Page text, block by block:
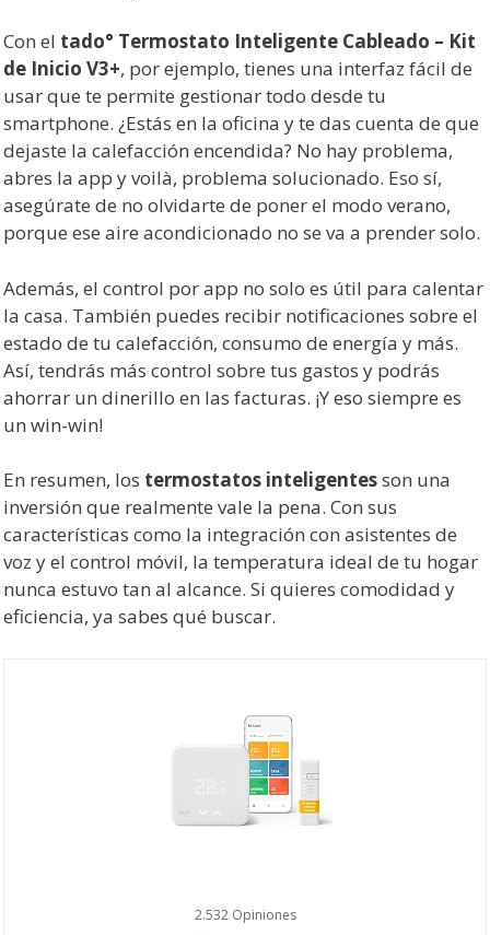
Con el tado° Termostato Inteligente Cableado – Kit
de Inicio V3+, por ejemplo, tienes una interfaz fácil de
usar que te permite gestionar todo desde tu
smartphone. ¿Estás en la oficina y te das cuenta de que
dejaste la calefacción encendida? No hay problema,
abres la app y voilà, problema solucionado. Eso sí,
asegúrate de no olvidarte de poner el modo verano,
porque ese aire acondicionado no se va a prender solo.
Además, el control por app no solo es útil para calentar
la casa. También puedes recibir notificaciones sobre el
estado de tu calefacción, consumo de energía y más.
Así, tendrás más control sobre tus gastos y podrás
ahorrar un dinerillo en las facturas. ¡Y eso siempre es
un win-win!
En resumen, los termostatos inteligentesson una
inversión que realmente vale la pena. Con sus
características como la integración con asistentes de
voz y el control móvil, la temperatura ideal de tu hogar
nunca estuvo tan al alcance. Si quieres comodidad y
eficiencia, ya sabes qué buscar.
2.532 Opiniones